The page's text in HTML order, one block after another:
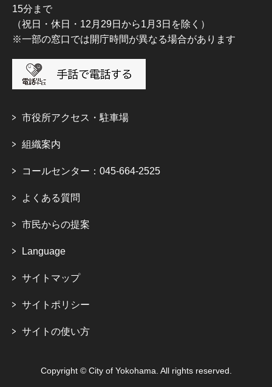
15分まで
（祝日・休日・12月29日から1月3日を除く）
※一部の窓口では開庁時間が異なる場合があります
市役所アクセス・駐車場
組織案内
コールセンター：045-664-2525
よくある質問
市民からの提案
Language
サイトマップ
サイトポリシー
サイトの使い方
Copyright © City of Yokohama. All rights reserved.